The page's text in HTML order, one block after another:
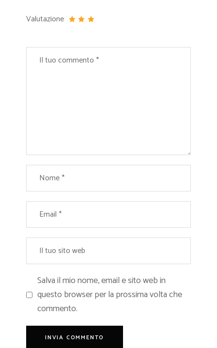
Valutazione
Salva il mio nome, email e sito web in
questo browser per la prossima volta che
commento.